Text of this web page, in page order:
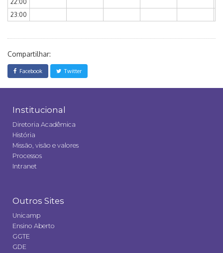
22:00
23:00
Compartilhar:
Facebook Twitter
Institucional
Diretoria Acadêmica
História
Missão, visão e valores
Processos
Intranet
Outros Sites
Unicamp
Ensino Aberto
GGTE
GDE